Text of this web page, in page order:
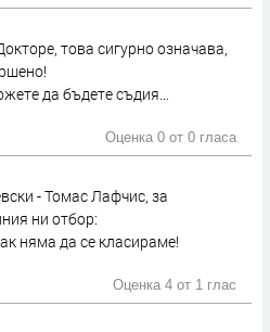
това сигурно означава,
да бъдете съдия…
Оценка 0 от 0 гласа
- Томас Лафчис, за
ни отбор:
няма да се класираме!
Оценка 4 от 1 глас